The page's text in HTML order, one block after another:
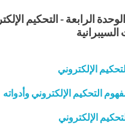
الرابعة - التحكيم
السيبرانية
الإلكتروني
التحكيم الإلكتروني وأدواته
الإلكتروني